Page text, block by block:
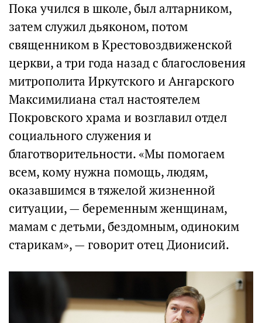
Пока учился в школе, был алтарником,
затем служил дьяконом, потом
священником в Крестовоздвиженской
церкви, а три года назад с благословения
митрополита Иркутского и Ангарского
Максимилиана стал настоятелем
Покровского храма и возглавил отдел
социального служения и
благотворительности. «Мы помогаем
всем, кому нужна помощь, людям,
оказавшимся в тяжелой жизненной
ситуации, — беременным женщинам,
мамам с детьми, бездомным, одиноким
старикам», — говорит отец Дионисий.